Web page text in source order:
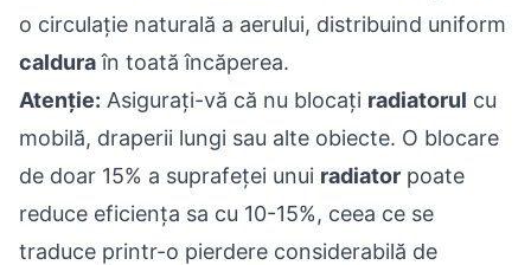
o circulație naturală a aerului, distribuind uniform
calduraîn toată încăperea.
Atenție: Asigurați-vă că nu blocați radiatorul cu
mobilă, draperii lungi sau alte obiecte. O blocare
de doar 15% a suprafeței unui radiator poate
reduce eficiența sa cu 10-15%, ceea ce se
traduce printr-o pierdere considerabilă de